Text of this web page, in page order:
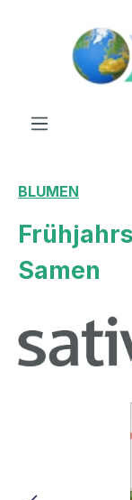
BLUMEN
Samen
Bildergalerie